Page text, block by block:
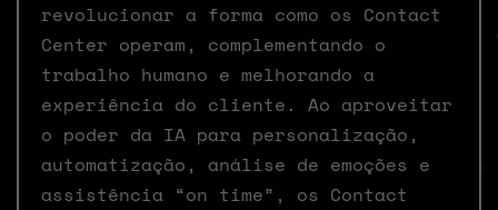
revolucionar a forma como os Contact
Center operam, complementando o
trabalho humano e melhorando a
experiência do cliente. Ao aproveitar
o poder da IA para personalização,
automatização, análise de emoções e
assistência “on time”, os Contact